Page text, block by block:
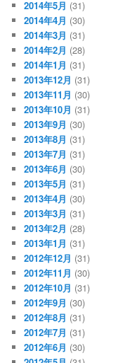
2014年5月 (31)
2014年4月 (30)
2014年3月 (31)
2014年2月 (28)
2014年1月 (31)
2013年12月 (31)
2013年11月 (30)
2013年10月 (31)
2013年9月 (30)
2013年8月 (31)
2013年7月 (31)
2013年6月 (30)
2013年5月 (31)
2013年4月 (30)
2013年3月 (31)
2013年2月 (28)
2013年1月 (31)
2012年12月 (31)
2012年11月 (30)
2012年10月 (31)
2012年9月 (30)
2012年8月 (31)
2012年7月 (31)
2012年6月 (30)